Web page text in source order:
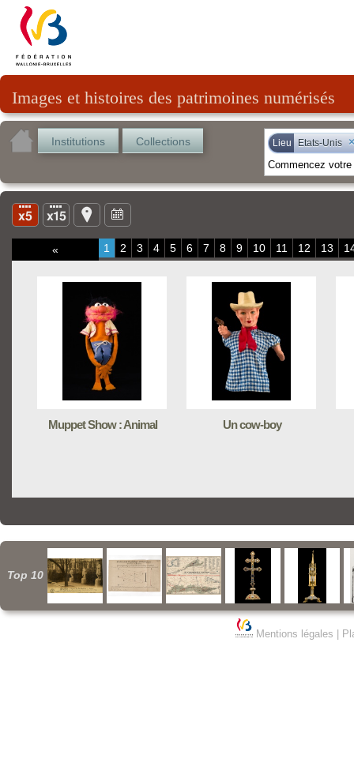
Images et histoires des patrimoines numérisés
Institutions Collections Lieu Etats-Unis ×
« 1 2 3 4 5 6 7 8 9 10 11 12 13
Muppet Show : Animal Un cow-boy
Top 10
Mentions légales